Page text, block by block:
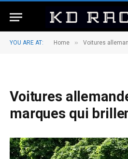
YOU ARE AT: Home » Voitures
Voitures
marques qui